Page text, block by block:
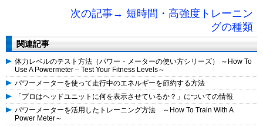
次の記事→ 短時間・高強度トレーニン
グの種類
関連記事
体力レベルのテスト方法（パワー・メーターの使い方シリーズ） ～How To
Use A Powermeter – Test Your Fitness Levels～
パワーメーターを使って走行中のエネルギーを節約する方法
「プロはヘッドユニットに何を表示させているか？」についての情報
パワーメーターを活用したトレーニング方法 ～How To Train With A
Power Meter～